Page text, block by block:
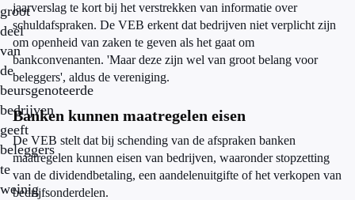
groot
deel
van
de
beursgenoteerde
bedrijven
geeft
beleggers
te
weinig
jaarverslag te kort bij het verstrekken van informatie over
schuldafspraken. De VEB erkent dat bedrijven niet verplicht zijn
om openheid van zaken te geven als het gaat om
bankconvenanten. 'Maar deze zijn wel van groot belang voor
beleggers', aldus de vereniging.
Banken kunnen maatregelen eisen
De VEB stelt dat bij schending van de afspraken banken
maatregelen kunnen eisen van bedrijven, waaronder stopzetting
van de dividendbetaling, een aandelenuitgifte of het verkopen van
bedrijfsonderdelen.